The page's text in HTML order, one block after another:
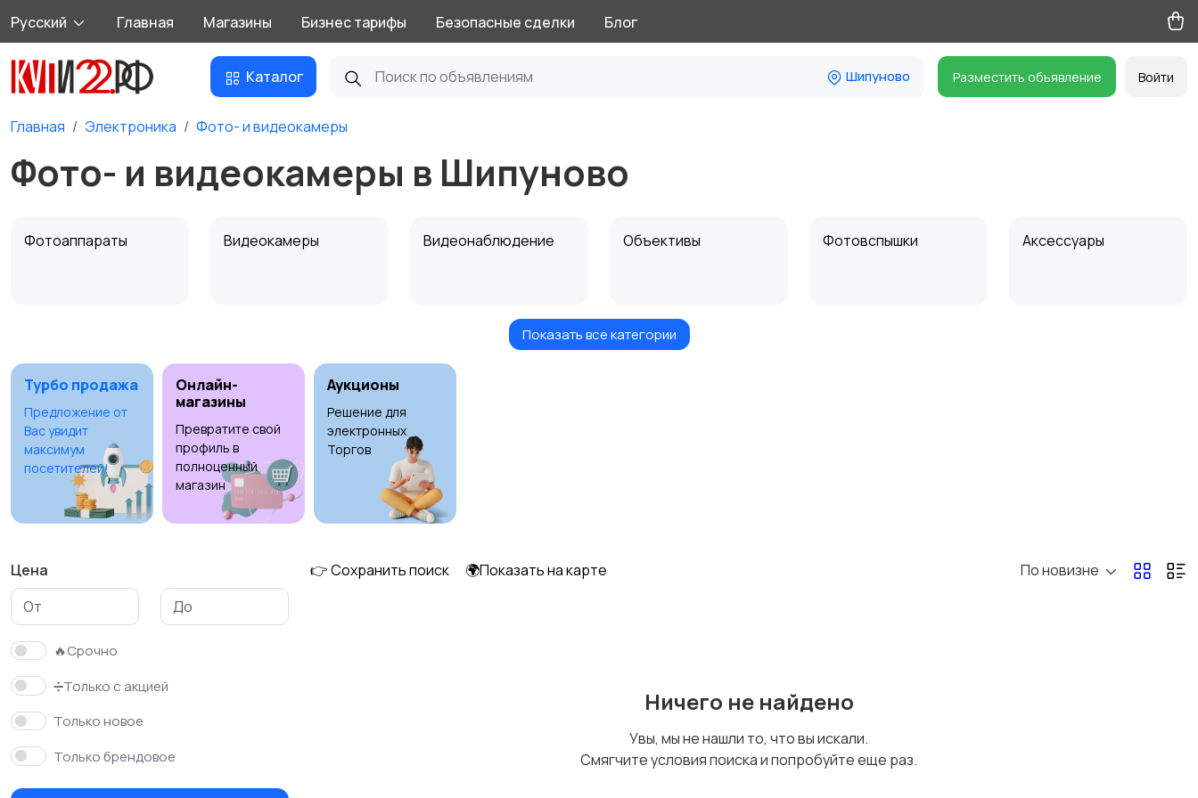
Русский Главная Магазины Бизнес тарифы Безопасные сделки Блог
Каталог Шипуново Разместить объявление Войти
Главная Электроника Фото- и видеокамеры
Фото- и видеокамеры в Шипуново
Фотоаппараты Видеокамеры Видеонаблюдение Объективы Фотовспышки Аксессуары
стабилизаторы
оборудование
фоторамки
Компактные
Показать все категории
Турбо продажа
Предложение от
Вас увидит
максимум
посетителей!
Онлайн-
магазины
Превратите свой
профиль в
полноценный
магазин
Аукционы
Решение для
электронных
Торгов
Цена
🔥Срочно
➗Только с акцией
Только новое
Только брендовое
👉 Сохранить поиск 🌍Показать на карте По новизне
Ничего не найдено
Увы, мы не нашли то, что вы искали.
Смягчите условия поиска и попробуйте еще раз.